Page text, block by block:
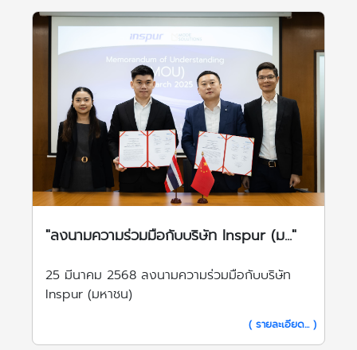
"ลงนามความร่วมมือกับบริษัท Inspur (ม..."
25 มีนาคม 2568 ลงนามความร่วมมือกับบริษัท
Inspur (มหาชน)
( รายละเอียด... )